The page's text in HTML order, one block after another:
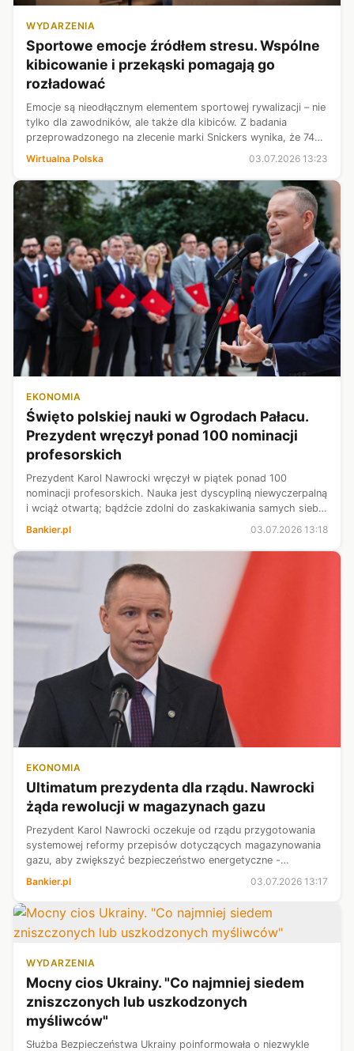
WYDARZENIA
Sportowe emocje źródłem stresu. Wspólne
kibicowanie i przekąski pomagają go
rozładować
Emocje są nieodłącznym elementem sportowej rywalizacji – nie
tylko dla zawodników, ale także dla kibiców. Z badania
przeprowadzonego na zlecenie marki Snickers wynika, że 74
Wirtualna Polska 03.07.2026 13:23
EKONOMIA
Święto polskiej nauki w Ogrodach Pałacu.
Prezydent wręczył ponad 100 nominacji
profesorskich
Prezydent Karol Nawrocki wręczył w piątek ponad 100
nominacji profesorskich. Nauka jest dyscypliną niewyczerpalną
i wciąż otwartą; bądźcie zdolni do zaskakiwania samych siebie
Bankier.pl 03.07.2026 13:18
EKONOMIA
Ultimatum prezydenta dla rządu. Nawrocki
żąda rewolucji w magazynach gazu
Prezydent Karol Nawrocki oczekuje od rządu przygotowania
systemowej reformy przepisów dotyczących magazynowania
gazu, aby zwiększyć bezpieczeństwo energetyczne -
Rabenda. Zapowiedział, że pre...
Bankier.pl 03.07.2026 13:17
WYDARZENIA
Mocny cios Ukrainy. "Co najmniej siedem
zniszczonych lub uszkodzonych
myśliwców"
Służba Bezpieczeństwa Ukrainy poinformowała o niezwykle